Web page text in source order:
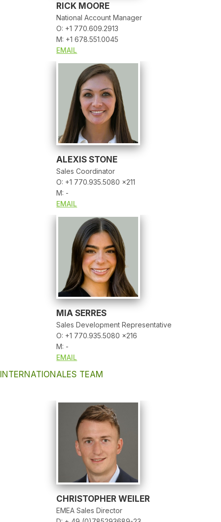
RICK MOORE
National Account Manager
O: +1 770.609.2913
M: +1 678.551.0045
EMAIL
ALEXIS STONE
Sales Coordinator
O: +1 770.935.5080 x211
M: -
EMAIL
MIA SERRES
Sales Development Representative
O: +1 770.935.5080 x216
M: -
EMAIL
INTERNATIONALES TEAM
CHRISTOPHER WEILER
EMEA Sales Director